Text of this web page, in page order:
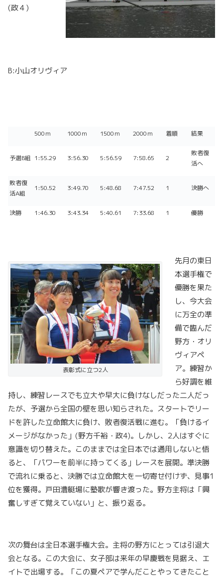
(政４)
B:小山オリヴィア
500ｍ 1000ｍ 1500ｍ 2000ｍ 着順 結果
予選B組 1:55.29 3:56.30 5:56.59 7:58.65 2
敗者復
活へ
敗者復
活A組
1:50.52 3:49.70 5:48.68 7:47.52 1 決勝へ
決勝 1:46.30 3:43.34 5:40.61 7:33.68 1 優勝
表彰式に立つ2人
先月の東日
本選手権で
優勝を果た
し、今大会
に万全の準
備で臨んだ
野方・オリ
ヴィアペ
ア。練習か
ら好調を維
持し、練習レースでも立大や早大に負けなしだった二人だっ
たが、予選から全国の壁を思い知らされた。スタートでリー
ドを許した立命館大に負け、敗者復活戦に進む。「負けるイ
メージがなかった」(野方千裕・政4)。しかし、2人はすぐに
意識を切り替えた。このままでは全日本では通用しないと悟
ると、「パワーを前半に持ってくる」レースを展開。準決勝
で流れに乗ると、決勝では立命館大を一切寄せ付けず、見事1
位を獲得。戸田漕艇場に塾歌が響き渡った。野方主将は「興
奮しすぎて覚えていない」と、振り返る。
次の舞台は全日本選手権大会。主将の野方にとっては引退大
会となる。この大会に、女子部は来年の早慶戦を見据え、エ
イトで出場する。「この夏ペアで学んだことやってきたこと